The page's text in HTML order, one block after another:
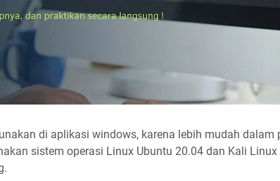
di aplikasi windows, karena lebih mudah dalam
sistem operasi Linux Ubuntu 20.04 dan Kali